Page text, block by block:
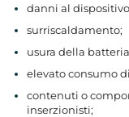
danni al
surriscaldamento;
usura della
elevato consumo
contenuti o
inserzionisti;